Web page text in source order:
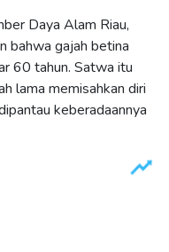
Daya Alam Riau,
bahwa gajah betina
60 tahun. Satwa itu
lama memisahkan diri
keberadaannya